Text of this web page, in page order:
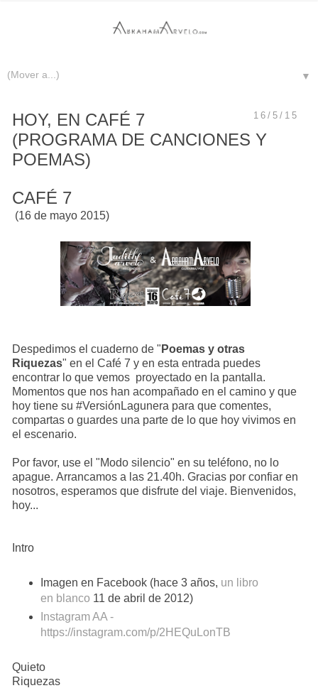
▼
16/5/15
HOY, EN CAFÉ 7
(PROGRAMA DE CANCIONES Y
POEMAS)
CAFÉ 7
(16 de mayo 2015)
Despedimos el cuaderno de " Poemas y otras
Riquezas" en el Café 7 y en esta entrada puedes
encontrar lo que vemos proyectado en la pantalla.
Momentos que nos han acompañado en el camino y que
hoy tiene su #VersiónLagunera para que comentes,
compartas o guardes una parte de lo que hoy vivimos en
el escenario.
Por favor, use el "Modo silencio" en su teléfono, no lo
apague. Arrancamos a las 21.40h. Gracias por confiar en
nosotros, esperamos que disfrute del viaje. Bienvenidos,
hoy...
Intro
Imagen en Facebook (hace 3 años, un libro
en blanco 11 de abril de 2012)
Instagram AA -
https://instagram.com/p/2HEQuLonTB
Quieto
Riquezas